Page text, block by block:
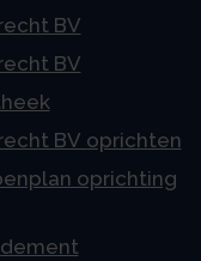
BV
BV
BV oprichten
oprichting